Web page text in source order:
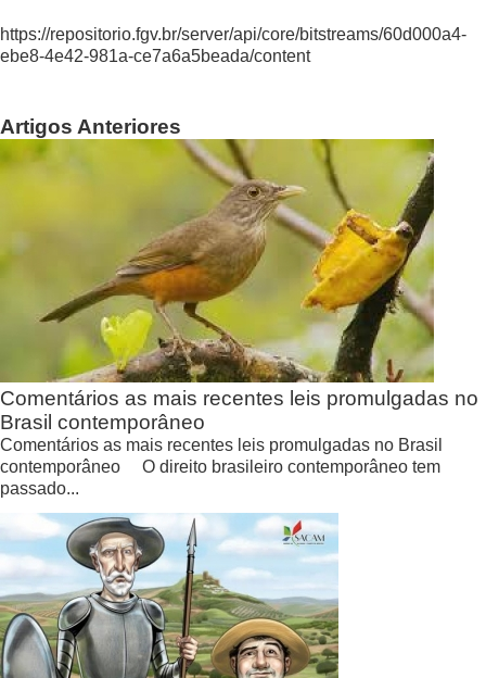
https://repositorio.fgv.br/server/api/core/bitstreams/60d000a4-
ebe8-4e42-981a-ce7a6a5beada/content
Artigos Anteriores
Comentários as mais recentes leis promulgadas no
Brasil contemporâneo
Comentários as mais recentes leis promulgadas no Brasil
contemporâneo O direito brasileiro contemporâneo tem
passado...